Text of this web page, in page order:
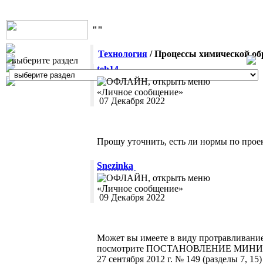
выберите раздел
""
Технология / Процессы химической
teh14
07 Декабря 2022
Прошу уточнить, есть ли нормы по
Snezinka
09 Декабря 2022
Может вы имеете в виду
посмотрите ПОСТАНОВЛЕНИЕ
27 сентября 2012 г. № 149 (разделы 7, 15)